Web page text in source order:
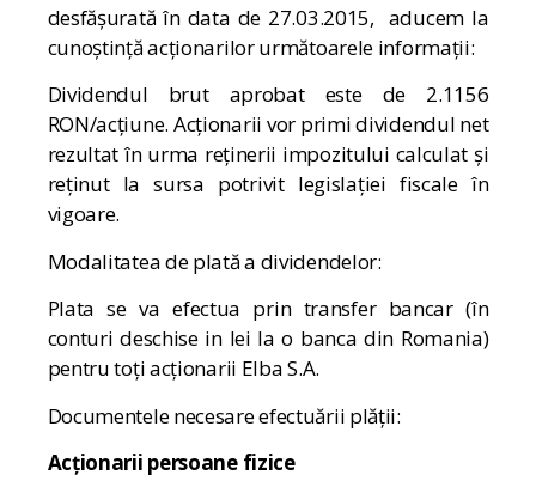
desfășurată în data de 27.03.2015, aducem la
cunoștință acționarilor următoarele informații:
Dividendul brut aprobat este de 2.1156
RON/acțiune. Acționarii vor primi dividendul net
rezultat în urma reținerii impozitului calculat și
reținut la sursa potrivit legislației fiscale în
vigoare.
Modalitatea de plată a dividendelor:
Plata se va efectua prin transfer bancar (în
conturi deschise in lei la o banca din Romania)
pentru toți acționarii Elba S.A.
Documentele necesare efectuării plății:
Acționarii persoane fizice